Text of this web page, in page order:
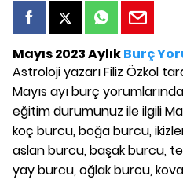
Mayıs 2023 AylıkBurç
Astroloji yazarı Filiz Özkol
Mayıs ayı burç
eğitim durumunuz ile ilgili
koç burcu, boğa burcu,
aslan burcu, başak burcu,
yay burcu, oğlak burcu,